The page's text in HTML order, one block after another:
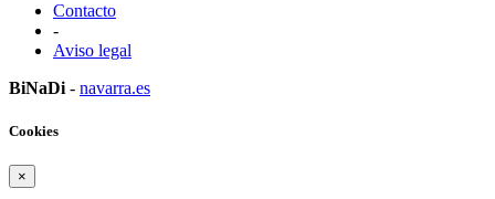
Contacto
-
Aviso legal
BiNaDi - navarra.es
Cookies
×